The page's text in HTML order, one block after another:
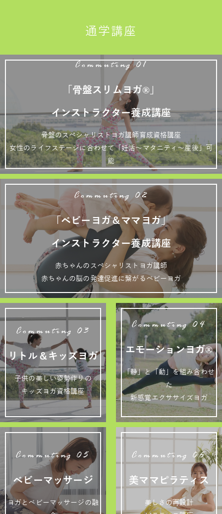
通学講座
Commuting 01
「骨盤スリムヨガ®」
インストラクター養成講座
骨盤のスペシャリストヨガ講師育成資格講座
女性のライフステージに合わせて「妊活～マタニティ～産後」可
能
Commuting 02
「ベビーヨガ＆ママヨガ」
インストラクター養成講座
赤ちゃんのスペシャリストヨガ講師
赤ちゃんの脳の発達促進に繋がるベビーヨガ
Commuting 03
リトル＆キッズヨガ
子供の美しい姿勢作りの
キッズヨガ資格講座
Commuting 04
エモーションヨガ®
「静」と「動」を組み合わせ
た
新感覚エクササイズヨガ
Commuting 05
ベビーマッサージ
ヨガとベビーマッサージの融
Commuting 06
美ママピラティス
美しさの再設計